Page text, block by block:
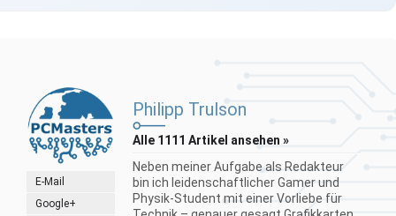
E-Mail
Google+
Philipp Trulson
Alle 1111 Artikel ansehen »
Neben meiner Aufgabe als Redakteur
bin ich leidenschaftlicher Gamer und
Physik-Student mit einer Vorliebe für